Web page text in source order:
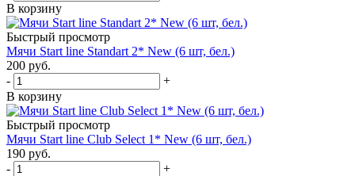
В корзину
Быстрый просмотр
Мячи Start line Standart 2* New (6 шт, бел.)
200 руб.
-
+
В корзину
Быстрый просмотр
Мячи Start line Club Select 1* New (6 шт, бел.)
190 руб.
-
+